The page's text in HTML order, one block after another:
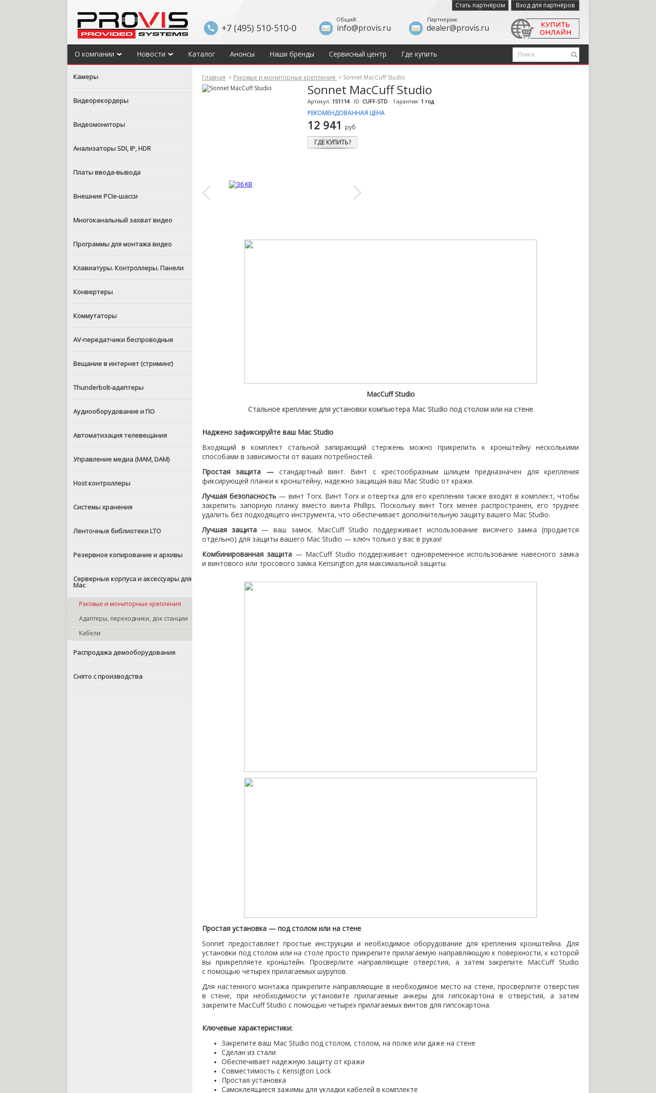
Стать партнёром Вход для партнёров
+7 (495) 510-510-0 info@provis.ru dealer@provis.ru
Общий: Партнерам:
О компании Новости Каталог Анонсы Наши бренды Сервисный центр Где купить
Камеры
Видеорекордеры
Видеомониторы
Анализаторы SDI, IP, HDR
Платы ввода-вывода
Внешние PCIe-шасси
Многоканальный захват видео
Программы для монтажа видео
Клавиатуры. Контроллеры. Панели
Конвертеры
Коммутаторы
AV-передатчики беспроводные
Вещание в интернет (стриминг)
Thunderbolt-адаптеры
Аудиооборудование и ПО
Автоматизация телевещания
Управление медиа (MAM, DAM)
Host контроллеры
Системы хранения
Ленточные библиотеки LTO
Резервное копирование и архивы
Серверные корпуса и аксессуары для
Mac
Рэковые и мониторные крепления
Адаптеры, переходники, док станции
Кабели
Распродажа демооборудования
Снято с производства
Главная > Рэковые и мониторные крепления > Sonnet MacCuff Studio
Sonnet MacCuff Studio
Артикул: 151114ID: CUFF-STD Гарантия: 1 год
РЕКОМЕНДОВАННАЯ ЦЕНА
12 941
руб
ГДЕ КУПИТЬ?
MacCuff Studio
Стальное крепление для установки компьютера Mac Studio под столом или на стене
Наджено зафиксируйте ваш Mac Studio
Входящий в комплект стальной запирающий стержень можно прикрепить к кронштейну несколькими
способами в зависимости от ваших потребностей.
Простая защита — стандартный винт. Винт с крестообразным шлицем предназначен для крепления
фиксирующей планки к кронштейну, надежно защищая ваш Mac Studio от кражи.
Лучшая безопасность — винт Torx. Винт Torx и отвертка для его крепления также входят в комплект, чтобы
закрепить запорную планку вместо винта Phillips. Поскольку винт Torx менее распространен, его труднее
удалить без подходящего инструмента, что обеспечивает дополнительную защиту вашего Mac Studio.
Лучшая защита — ваш замок. MacCuff Studio поддерживает использование висячего замка (продается
отдельно) для защиты вашего Mac Studio — ключ только у вас в руках!
Комбинированная защита— MacCuff Studio поддерживает одновременное использование навесного замка
и винтового или тросового замка Kensington для максимальной защиты.
Простая установка — под столом или на стене
Sonnet предоставляет простые инструкции и необходимое оборудование для крепления кронштейна. Для
установки под столом или на столе просто прикрепите прилагаемую направляющую к поверхности, к которой
вы прикрепляете кронштейн. Просверлите направляющие отверстия, а затем закрепите MacCuff Studio
с помощью четырех прилагаемых шурупов.
Для настенного монтажа прикрепите направляющие в необходимое место на стене, просверлите отверстия
в стене, при необходимости установите прилагаемые анкеры для гипсокартона в отверстия, а затем
закрепите MacCuff Studio с помощью четырех прилагаемых винтов для гипсокартона.
Ключевые характеристики:
Закрепите ваш Mac Studio под столом, столом, на полке или даже на стене
Сделан из стали
Обеспечивает надежную защиту от кражи
Совместимость с Kensigton Lock
Простая установка
Cамоклеящиеся зажимы для укладки кабелей в комплекте